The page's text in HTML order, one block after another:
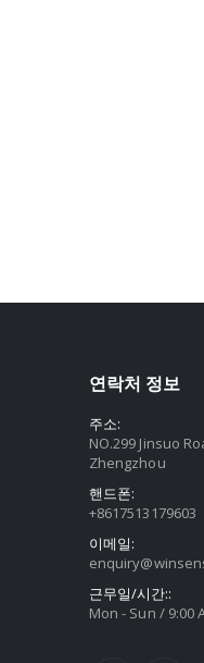
연락처 정보
주소:
NO.299 Jinsuo
Zhengzhou
핸드폰:
+8617513179603
이메일:
근무일/시간::
Mon - Sun / 9:00